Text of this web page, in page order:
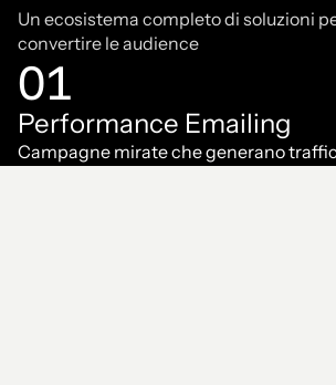
Un ecosistema completo di soluzioni
convertire le audience
01
Performance Emailing
Campagne mirate che generano